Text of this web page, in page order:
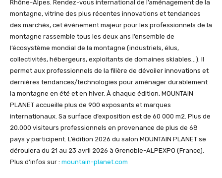
Rhône-Alpes. Rendez-vous international de l’aménagement de la
montagne, vitrine des plus récentes innovations et tendances
des marchés, cet événement majeur pour les professionnels de la
montagne rassemble tous les deux ans l’ensemble de
l’écosystème mondial de la montagne (industriels, élus,
collectivités, hébergeurs, exploitants de domaines skiables…). Il
permet aux professionnels de la filière de dévoiler innovations et
dernières tendances/technologies pour aménager durablement
la montagne en été et en hiver. À chaque édition, MOUNTAIN
PLANET accueille plus de 900 exposants et marques
internationaux. Sa surface d’exposition est de 60 000 m2. Plus de
20.000 visiteurs professionnels en provenance de plus de 68
pays y participent. L’édition 2026 du salon MOUNTAIN PLANET se
déroulera du 21 au 23 avril 2026 à Grenoble-ALPEXPO (France).
Plus d’infos sur : mountain-planet.com